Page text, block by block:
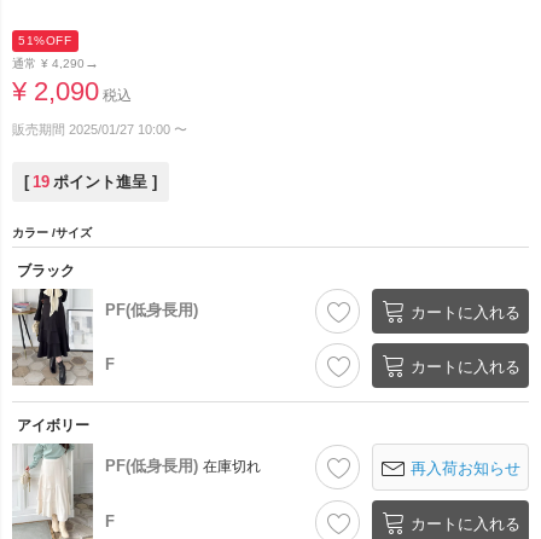
51%OFF
通常 ¥ 4,290 →
¥ 2,090 税込
販売期間 2025/01/27 10:00 〜
[ 19 ポイント進呈 ]
カラー サイズ
ブラック
PF(低身長用) カートに入れる
F カートに入れる
アイボリー
PF(低身長用) 在庫切れ 再入荷お知らせ
F カートに入れる